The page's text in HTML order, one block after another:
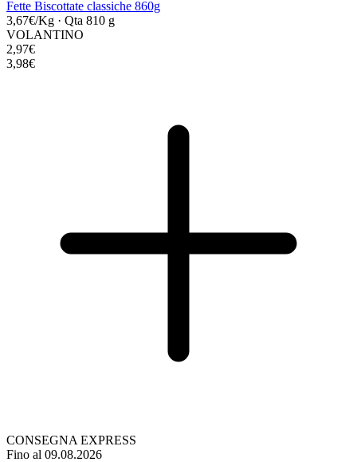
Fette Biscottate classiche 860g
3,67€/Kg · Qta 810 g
VOLANTINO
2,97€
3,98€
CONSEGNA EXPRESS
Fino al 09.08.2026